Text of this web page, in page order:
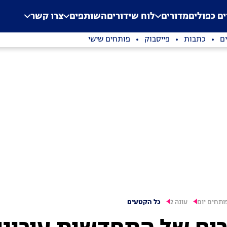
Application error: a
. כפוליםמדורים לוח שידוריםהשותפים צרו קשר
כתבות פייסבוק פותחים שישי
יום עונה 2 כל הקטעים